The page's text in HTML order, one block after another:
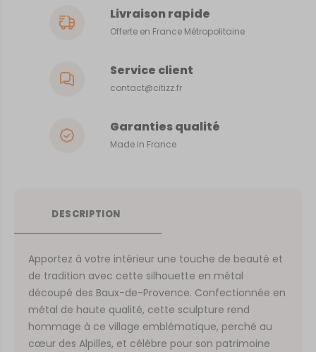
Livraison rapide
Offerte en France Métropolitaine
Service client
contact@citizz.fr
Garanties qualité
Made in France
DESCRIPTION
Apportez à votre intérieur une touche de beauté et
de tradition avec cette silhouette en métal
découpé des Baux-de-Provence. Confectionnée en
métal de haute qualité, cette sculpture rend
hommage à ce village emblématique, perché au
cœur des Alpilles, et célèbre pour son patrimoine